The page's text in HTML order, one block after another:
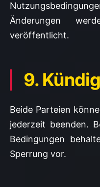
Änderungen
veröffentlicht.
9.
Beide Parteien
jederzeit beenden.
Bedingungen
Sperrung vor.